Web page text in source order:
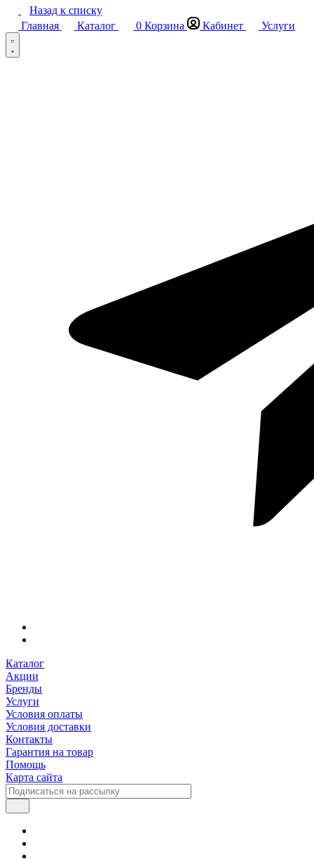
Назад к списку
Главная
Каталог 0 Корзина Кабинет Услуги
Каталог
Акции
Бренды
Услуги
Условия оплаты
Условия доставки
Контакты
Гарантия на товар
Помощь
Карта сайта